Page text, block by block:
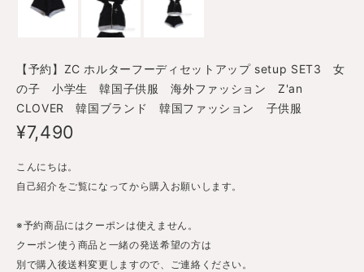
【予約】ZC ホルターフーディセットアップ setup SET3 女
の子 小学生 韓国子供服 海外ファッション Z'an
CLOVER 韓国ブランド 韓国ファッション 子供服
¥7,490
こんにちは。
自己紹介をご覧になってから購入お願いします。
※予約商品にはクーポンは使えません。
クーポン使う商品と一緒の発送希望の方は
別で購入後送料変更しますので、ご連絡ください。